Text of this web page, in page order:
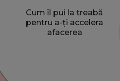
Cum îl pui la treabă
pentru a-ți accelera
afacerea